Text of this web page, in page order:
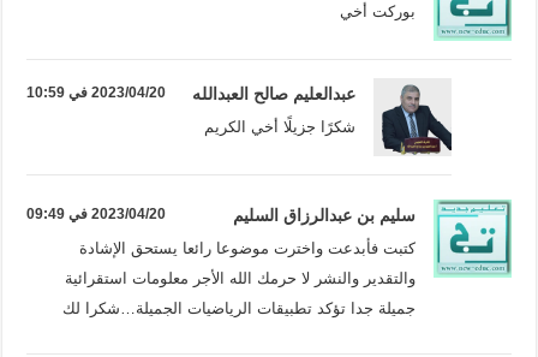
بوركت أخي
عبدالعليم صالح العبدالله 2023/04/20 في 10:59
شكرًا جزيلًا أخي الكريم
سليم بن عبدالرزاق السليم 2023/04/20 في 09:49
كتبت فأبدعت واخترت موضوعا رائعا يستحق الإشادة
والتقدير والنشر لا حرمك الله الأجر معلومات استقرائية
جميلة جدا تؤكد تطبيقات الرياضيات الجميلة…شكرا لك